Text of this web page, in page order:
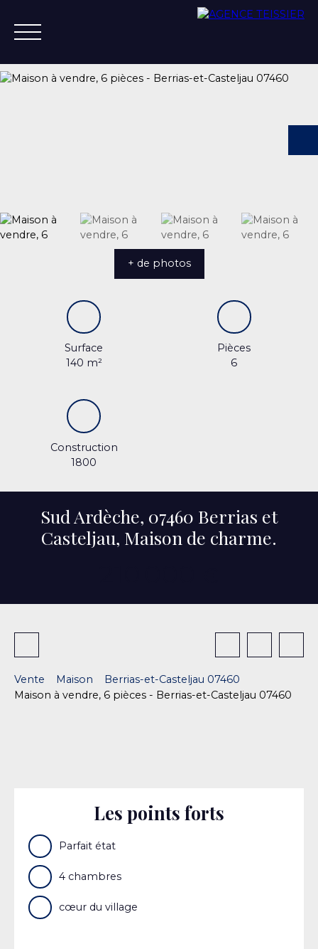
+33 4 75 37 21 14
+ de photos
Surface
140 m²
Pièces
6
Construction
1800
Sud Ardèche, 07460 Berrias et
Casteljau, Maison de charme.
Vente Maison
Berrias-et-Casteljau 07460
Maison à vendre, 6 pièces - Berrias-et-Casteljau 07460
Les points forts
Parfait état
4 chambres
cœur du village